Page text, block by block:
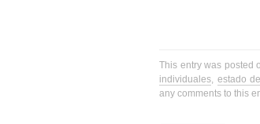
This entry was posted
individuales, estado
any comments to this